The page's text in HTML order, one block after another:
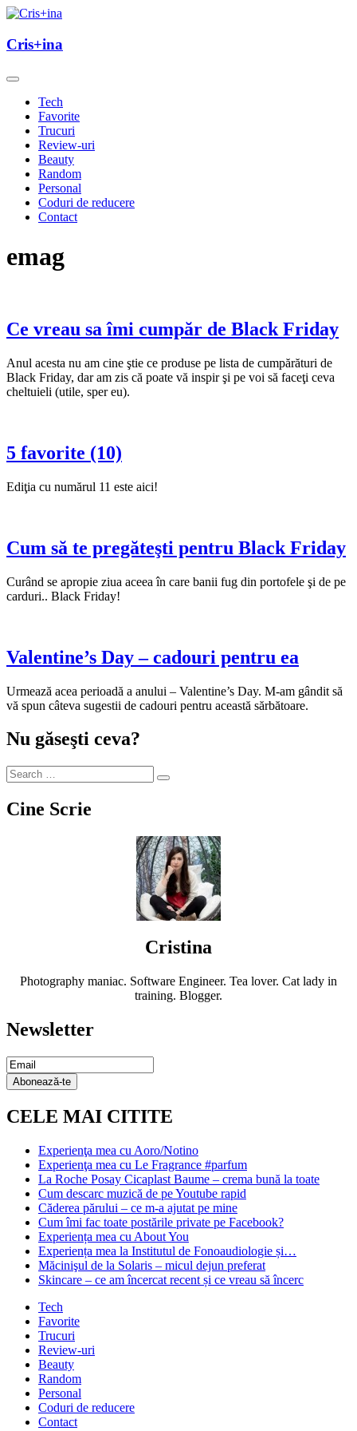
Skip
content
Cris+ina
Cris+ina
Tech
Favorite
Trucuri
Review-uri
Beauty
Random
Personal
Coduri de reducere
Contact
emag
Ce vreau sa îmi cumpăr de Black Friday
Anul acesta nu am cine ştie ce produse pe lista de cumpărături de
Black Friday, dar am zis că poate vă inspir şi pe voi să faceţi ceva
cheltuieli (utile, sper eu).
5 favorite (10)
Ediţia cu numărul 11 este aici!
Cum să te pregăteşti pentru Black Friday
Curând se apropie ziua aceea în care banii fug din portofele şi de pe
carduri.. Black Friday!
Valentine’s Day – cadouri pentru ea
Urmează acea perioadă a anului – Valentine’s Day. M-am gândit să
vă spun câteva sugestii de cadouri pentru această sărbătoare.
Nu găseşti ceva?
Cine Scrie
Cristina
Photography maniac. Software Engineer. Tea lover. Cat lady in
training. Blogger.
Newsletter
Email
Subscription
Abonează-te
CELE MAI CITITE
Experienţa mea cu Aoro/Notino
Experienţa mea cu Le Fragrance #parfum
La Roche Posay Cicaplast Baume – crema bună la toate
Cum descarc muzică de pe Youtube rapid
Căderea părului – ce m-a ajutat pe mine
Cum îmi fac toate postările private pe Facebook?
Experiența mea cu About You
Experiența mea la Institutul de Fonoaudiologie și…
Măcinişul de la Solaris – micul dejun preferat
Skincare – ce am încercat recent și ce vreau să încerc
Tech
Favorite
Trucuri
Review-uri
Beauty
Random
Personal
Coduri de reducere
Contact